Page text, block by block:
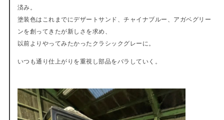
済み。
塗装色はこれまでにデザートサンド、チャイナブルー、アガベグリー
ンを創ってきたが新しさを求め、
以前よりやってみたかったクラシックグレーに。
いつも通り仕上がりを重視し部品をバラしていく。